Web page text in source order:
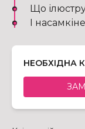
Що
І
НЕОБХІДНА